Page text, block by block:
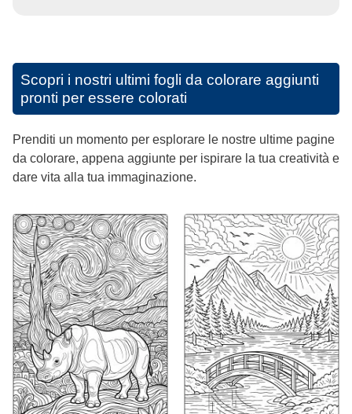
Scopri i nostri ultimi fogli da colorare aggiunti
pronti per essere colorati
Prenditi un momento per esplorare le nostre ultime pagine
da colorare, appena aggiunte per ispirare la tua creatività e
dare vita alla tua immaginazione.